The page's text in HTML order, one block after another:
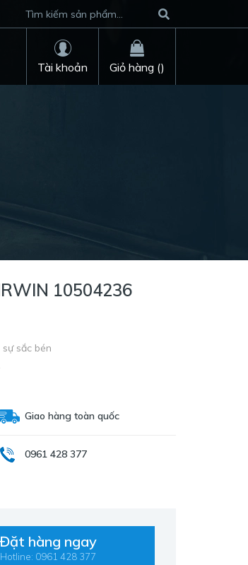
Giỏ hàng ()
Tài khoản
10504236
sắc bén
Giao hàng toàn quốc
0961 428 377
Đặt hàng ngay
Hotline: 0961 428 377